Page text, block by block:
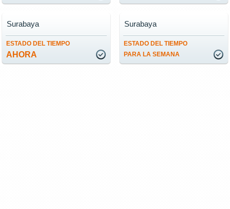
ESTADO DEL TIEMPO
AHORA
Surabaya
ESTADO DEL TIEMPO
PARA LA SEMANA
Surabaya